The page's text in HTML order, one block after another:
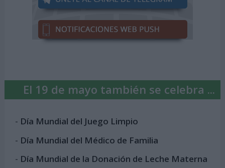
El 19 de mayo también se celebra ...
- Día Mundial del Juego Limpio
- Día Mundial del Médico de Familia
- Día Mundial de la Donación de Leche Materna